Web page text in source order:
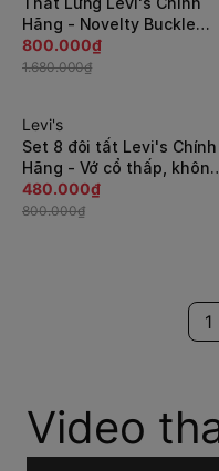
Hãng - Novelty Buckle
Belt - Màu đen |
JapanSport 11LV02P6-001
800.000₫
1.680.000₫
-40%
Levi's
Set 8 đôi tất Levi's Chính
Hãng - Vớ cổ thấp, không
lộ cổ chân - 3 màu |
JapanSport M278LW
480.000₫
800.000₫
1
Video